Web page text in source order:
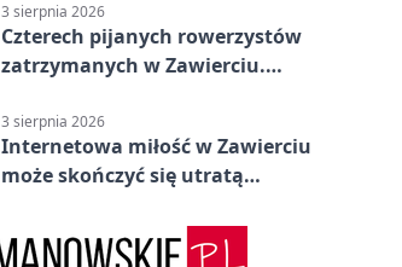
3 sierpnia 2026
Czterech pijanych rowerzystów
zatrzymanych w Zawierciu.
promila
3 sierpnia 2026
Internetowa miłość w Zawierciu
może skończyć się utratą